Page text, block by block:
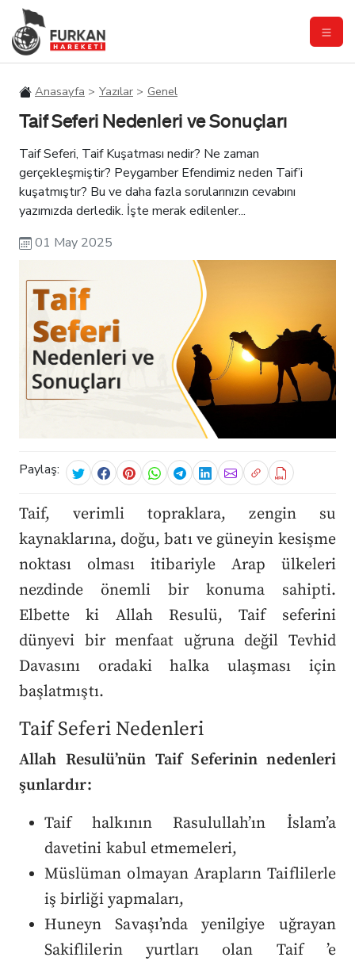
Anasayfa Yazılar Genel
Taif Seferi Nedenleri ve Sonuçları
Taif Seferi, Taif Kuşatması nedir? Ne zaman
gerçekleşmiştir? Peygamber Efendimiz neden Taif’i
kuşatmıştır? Bu ve daha fazla sorularınızın cevabını
yazımızda derledik. İşte merak edilenler...
01 May 2025
Paylaş:
Taif, verimli topraklara, zengin su
kaynaklarına, doğu, batı ve güneyin kesişme
noktası olması itibariyle Arap ülkeleri
nezdinde önemli bir konuma sahipti.
Elbette ki Allah Resulü, Taif seferini
dünyevi bir menfaat uğruna değil Tevhid
Davasını oradaki halka ulaşması için
başlatmıştı.
Taif Seferi Nedenleri
Allah Resulü’nün Taif Seferinin nedenleri
şunlardır:
Taif halkının Rasulullah’ın İslam’a
davetini kabul etmemeleri,
Müslüman olmayan Arapların Taiflilerle
iş birliği yapmaları,
Huneyn Savaşı’nda yenilgiye uğrayan
Sakiflilerin yurtları olan Taif ’e